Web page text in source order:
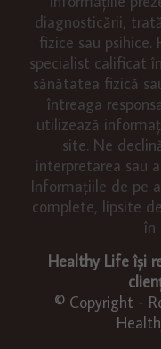
diagnosticării,
fizice sau psihice.
specialist calificat
sănătatea fizică
întreaga
utilizează
site. Ne
interpretarea sau
Informațiile de pe
complete, lipsite
în
Healthy Life își
© Copyright -